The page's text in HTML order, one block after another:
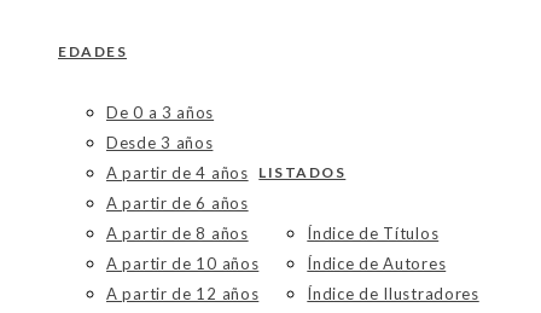
EDADES
De 0 a 3 años
Desde 3 años
A partir de 4 años
A partir de 6 años
A partir de 8 años
A partir de 10 años
A partir de 12 años
LISTADOS
Índice de Títulos
Índice de Autores
Índice de Ilustradores